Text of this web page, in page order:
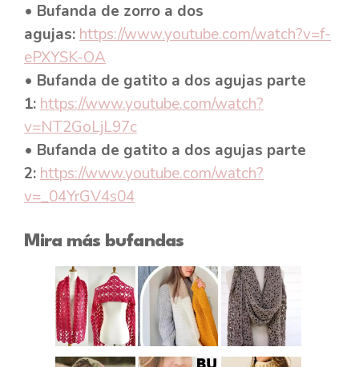
• Bufanda de zorro a dos
agujas:https://www.youtube.com/watch?v=f-
ePXYSK-OA
• Bufanda de gatito a dos agujas parte
1:https://www.youtube.com/watch?
v=NT2GoLjL97c
• Bufanda de gatito a dos agujas parte
2:https://www.youtube.com/watch?
v=_04YrGV4s04
Mira más bufandas